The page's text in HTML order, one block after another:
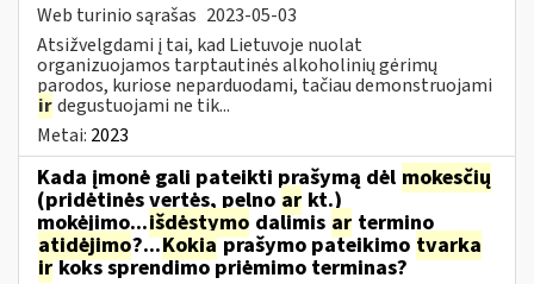
Web turinio sąrašas 2023-05-03
Atsižvelgdami į tai, kad Lietuvoje nuolat
organizuojamos tarptautinės alkoholinių gėrimų
parodos, kuriose neparduodami, tačiau demonstruojami
irdegustuojami ne tik...
Metai: 2023
Kada įmonė gali pateikti prašymą dėl mokesčių
(pridėtinės vertės, pelno ar kt.)
mokėjimo...išdėstymo dalimis ar termino
atidėjimo?...Kokiaprašymo pateikimo tvarka
irkoks sprendimo priėmimo terminas?